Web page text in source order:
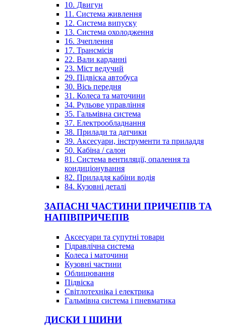
10. Двигун
11. Система живлення
12. Система випуску
13. Система охолодження
16. Зчеплення
17. Трансмісія
22. Вали карданні
23. Міст ведучий
29. Підвіска автобуса
30. Вісь передня
31. Колеса та маточини
34. Рульове управління
35. Гальмівна система
37. Електрообладнання
38. Прилади та датчики
39. Аксесуари, інструменти та приладдя
50. Кабіна / салон
81. Система вентиляції, опалення та
кондиціонування
82. Приладдя кабіни водія
84. Кузовні деталі
ЗАПАСНІ ЧАСТИНИ ПРИЧЕПІВ ТА
НАПІВПРИЧЕПІВ
Аксесуари та супутні товари
Гідравлічна система
Колеса і маточини
Кузовні частини
Облицювання
Підвіска
Світлотехніка і електрика
Гальмівна система і пневматика
ДИСКИ І ШИНИ